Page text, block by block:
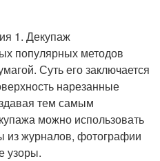
1. Декупаж
популярных методов
Суть его заключается
нарезанные
тем самым
можно использовать
из журналов, фотографии
узоры.